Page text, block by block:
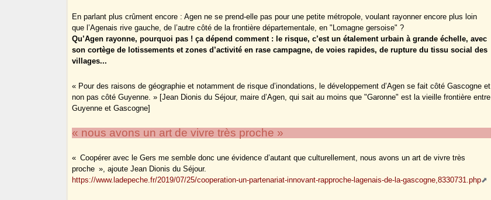
En parlant plus crûment encore : Agen ne se prend-elle pas pour une petite métropole, voulant rayonner encore plus loin
que l’Agenais rive gauche, de l’autre côté de la frontière départementale, en "Lomagne gersoise" ?
Qu’Agen rayonne, pourquoi pas ! ça dépend comment : le risque, c’est un étalement urbain à grande échelle, avec
son cortège de lotissements et zones d’activité en rase campagne, de voies rapides, de rupture du tissu social des
villages...
« Pour des raisons de géographie et notamment de risque d’inondations, le développement d’Agen se fait côté Gascogne et
non pas côté Guyenne. » [Jean Dionis du Séjour, maire d’Agen, qui sait au moins que "Garonne" est la vieille frontière entre
Guyenne et Gascogne]
« nous avons un art de vivre très proche »
« Coopérer avec le Gers me semble donc une évidence d’autant que culturellement, nous avons un art de vivre très
proche », ajoute Jean Dionis du Séjour.
https://www.ladepeche.fr/2019/07/25/cooperation-un-partenariat-innovant-rapproche-lagenais-de-la-gascogne,8330731.php